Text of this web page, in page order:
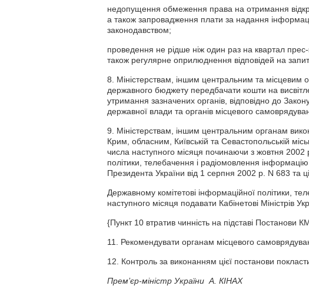
недопущення обмеження права на отримання
а також запровадження плати за надання
законодавством;
проведення не рідше ніж один раз на квартал
також регулярне оприлюднення відповідей на
8. Міністерствам, іншим центральним та місцевим
державного бюджету передбачати кошти на
утримання зазначених органів, відповідно до
державної влади та органів місцевого
9. Міністерствам, іншим центральним органам
Крим, обласним, Київській та Севастопольській
числа наступного місяця починаючи з жовтня 2002
політики, телебачення і радіомовлення
Президента України від 1 серпня 2002 р. N 683 та
Державному комітетові інформаційної політики,
наступного місяця подавати Кабінетові Міністрів
{Пункт 10 втратив чинність на підставі
11. Рекомендувати органам місцевого
12. Контроль за виконанням цієї постанови
Прем’єр-міністр України А. КІНАХ